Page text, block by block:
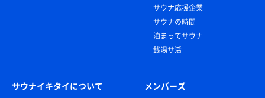
サウナ応援企業
サウナの時間
泊まってサウナ
銭湯サ活
サウナイキタイについて メンバーズ